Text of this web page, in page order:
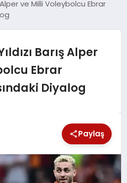
Alper ve Milli Voleybolcu Ebrar
Barış Alper
Ebrar
Diyalog
Paylaş